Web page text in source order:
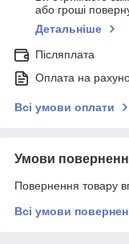
або гроші
Детальніше
Післяплата
Оплата на
Всі умови оплати
Умови
Повернення товару
Всі умови